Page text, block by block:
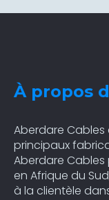
À propos
Aberdare Cables
principaux
Aberdare
en Afrique du
à la clientèle